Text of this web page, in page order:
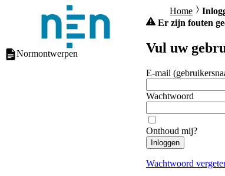
Normontwerpen
Home
Er zijn fouten
Vul uw
E-mail
Wachtwoord
Onthoud mij?
Inloggen
Wachtwoord